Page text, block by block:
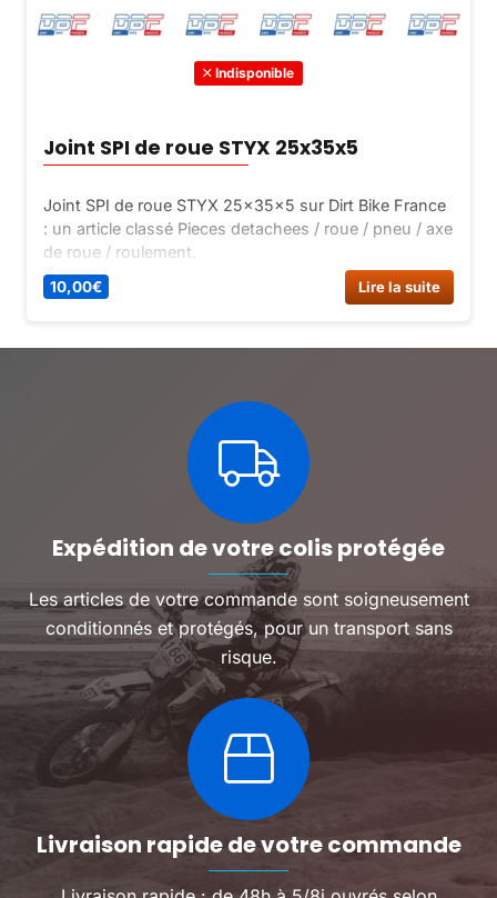
Indisponible
Joint SPI de roue STYX 25x35x5
Joint SPI de roue STYX 25x35x5 sur Dirt Bike France
: un article classé Pieces detachees / roue / pneu / axe
de roue / roulement.
10,00€ Lire la suite
Expédition de votre colis protégée
Les articles de votre commande sont soigneusement
conditionnés et protégés, pour un transport sans
risque.
Livraison rapide de votre commande